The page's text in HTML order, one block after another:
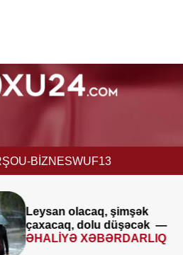
ŞOU-BİZNESWUF13
Leysan olacaq, şimşək
çaxacaq, dolu düşəcək —
ƏHALİYƏ XƏBƏRDARLIQ